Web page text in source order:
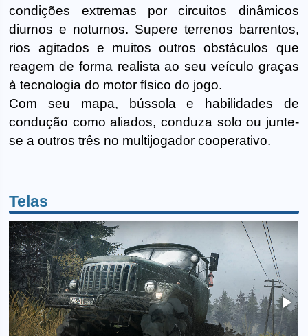
condições extremas por circuitos dinâmicos
diurnos e noturnos. Supere terrenos barrentos,
rios agitados e muitos outros obstáculos que
reagem de forma realista ao seu veículo graças
à tecnologia do motor físico do jogo.
Com seu mapa, bússola e habilidades de
condução como aliados, conduza solo ou junte-
se a outros três no multijogador cooperativo.
Telas